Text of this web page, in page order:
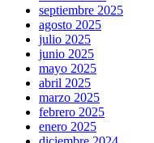
septiembre 2025
agosto 2025
julio 2025
junio 2025
mayo 2025
abril 2025
marzo 2025
febrero 2025
enero 2025